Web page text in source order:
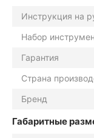
Инструкция на
Набор
Гарантия
Страна
Бренд
Габаритные